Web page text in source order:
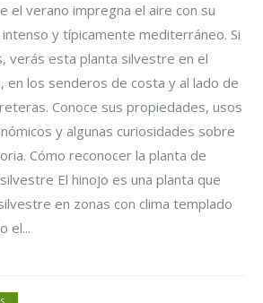
el verano impregna el aire con su
y típicamente mediterráneo. Si
verás esta planta silvestre en el
en los senderos de costa y al lado de
Conoce sus propiedades, usos
y algunas curiosidades sobre
Cómo reconocer la planta de
El hinojo es una planta que
en zonas con clima templado
el...